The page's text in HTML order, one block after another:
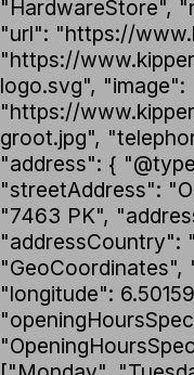
"HardwareStore",
"url": "https://
"https://
logo.svg", "image":
"https://
groot.jpg",
"address": {
"streetAddress":
"7463 PK",
"addressCountry":
"GeoCoordinates",
"longitude":